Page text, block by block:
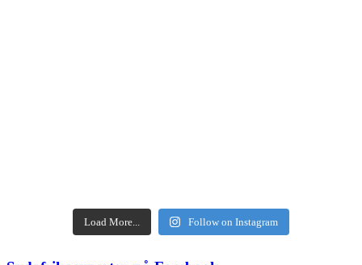
Load More... Follow on Instagram